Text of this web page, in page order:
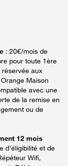
: 20€/mois de
pour toute 1ère
aux
Maison
avec une
de la remise en
ou de
12 mois
d’éligibilité et de
Wifi,